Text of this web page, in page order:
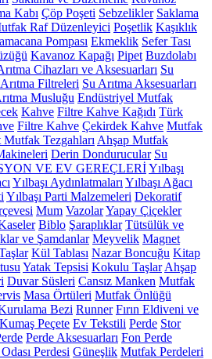
Kabı Çöp Poşeti Sebzelikler Saklama
Raf Düzenleyici Poşetlik Kaşıklık
Pompası Ekmeklik Sefer Tası
Kavanoz Kapağı Pipet Buzdolabı
Cihazları ve Aksesuarları Su
Filtreleri Su Arıtma Aksesuarları
Musluğu Endüstriyel Mutfak
Kahve Filtre Kahve Kağıdı Türk
Filtre Kahve Çekirdek Kahve Mutfak
Tezgahları Ahşap Mutfak
Derin Dondurucular Su
VE EV GEREÇLERİYılbaşı
Yılbaşı Aydınlatmaları Yılbaşı Ağacı
Yılbaşı Parti Malzemeleri Dekoratif
Mum VazolarYapay Çiçekler
Biblo Şaraplıklar Tütsülük ve
ve Şamdanlar Meyvelik Magnet
Kül Tablası Nazar Boncuğu Kitap
Yatak Tepsisi Kokulu Taşlar Ahşap
Duvar Süsleri Cansız Manken Mutfak
Masa Örtüleri Mutfak Önlüğü
Bezi Runner Fırın Eldiveni ve
Kumaş Peçete Ev Tekstili Perde Stor
Perde Aksesuarları Fon Perde
Perdesi Güneşlik Mutfak Perdeleri